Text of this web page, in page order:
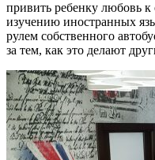
привить ребенку любовь к
изучению иностранных
рулем собственного
за тем, как это делают